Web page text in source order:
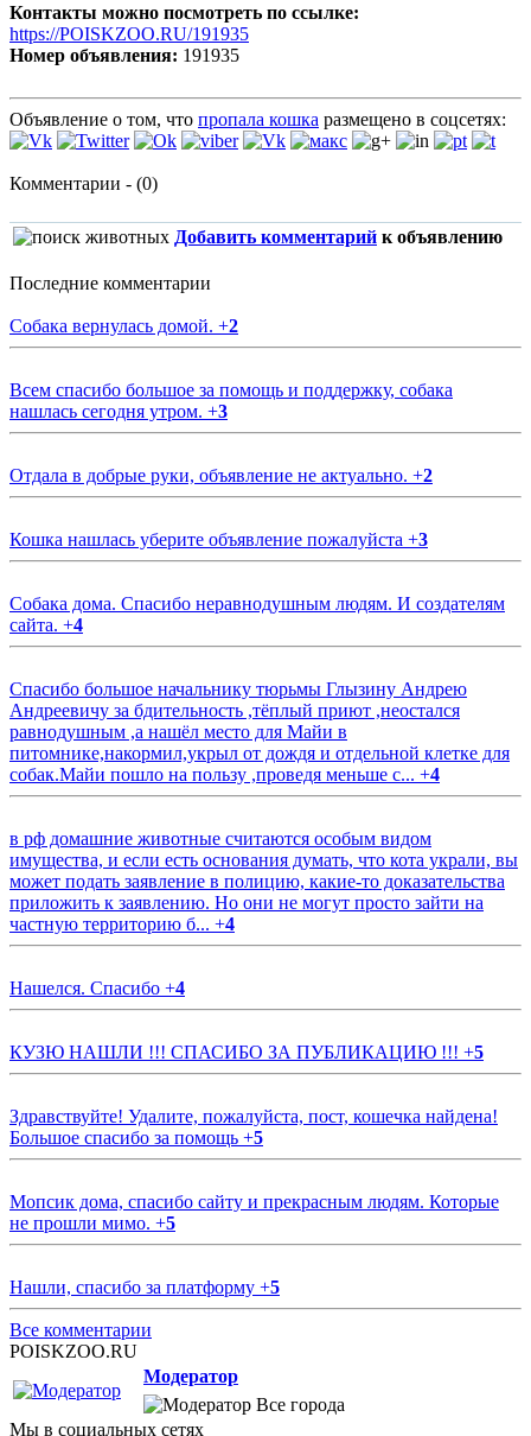
Контакты можно посмотреть по ссылке:
https://POISKZOO.RU/191935
Номер объявления: 191935
Объявление о том, что пропала кошка размещено в соцсетях:
Комментарии - (0)
Добавить комментарий к объявлению
Последние комментарии
Собака вернулась домой. +2
Всем спасибо большое за помощь и поддержку, собака
нашлась сегодня утром. +3
Отдала в добрые руки, объявление не актуально. +2
Кошка нашлась уберите объявление пожалуйста +3
Собака дома. Спасибо неравнодушным людям. И создателям
сайта. +4
Спасибо большое начальнику тюрьмы Глызину Андрею
Андреевичу за бдительность ,тёплый приют ,неостался
равнодушным ,а нашёл место для Майи в
питомнике,накормил,укрыл от дождя и отдельной клетке для
собак.Майи пошло на пользу ,проведя меньше с... +4
в рф домашние животные считаются особым видом
имущества, и если есть основания думать, что кота украли, вы
может подать заявление в полицию, какие-то доказательства
приложить к заявлению. Но они не могут просто зайти на
частную территорию б... +4
Нашелся. Спасибо +4
КУЗЮ НАШЛИ !!! СПАСИБО ЗА ПУБЛИКАЦИЮ !!! +5
Здравствуйте! Удалите, пожалуйста, пост, кошечка найдена!
Большое спасибо за помощь +5
Мопсик дома, спасибо сайту и прекрасным людям. Которые
не прошли мимо. +5
Нашли, спасибо за платформу +5
Все комментарии
POISKZOO.RU
Модератор
Все города
Мы в социальных сетях